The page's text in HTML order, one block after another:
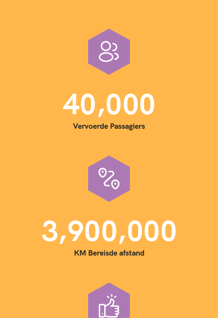
40,000
Vervoerde Passagiers
3,900,000
KM Bereisde afstand